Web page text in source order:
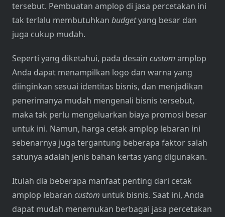
tersebut. Pembuatan amplop di jasa percetakan ini
tak terlalu membutuhkan budgetyang besar dan
juga cukup mudah.
Seperti yang diketahui, pada desain custom amplop
Anda dapat menampilkan logo dan warna yang
diinginkan sesuai identitas bisnis, dan menjadikan
penerimanya mudah mengenali bisnis tersebut,
maka tak perlu mengeluarkan biaya promosi besar
untuk ini. Namun, harga cetak amplop lebaran ini
sebenarnya juga tergantung beberapa faktor salah
satunya adalah jenis bahan kertas yang digunakan.
Itulah dia beberapa manfaat penting dari cetak
amplop lebaran custom untuk bisnis. Saat ini, Anda
dapat mudah menemukan berbagai jasa percetakan